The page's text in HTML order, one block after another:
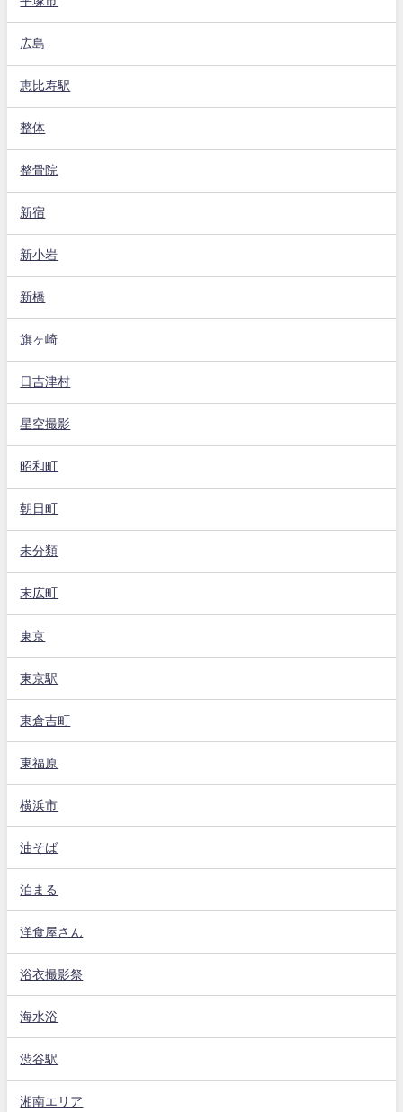
広島
恵比寿駅
整体
整骨院
新宿
新小岩
新橋
旗ヶ崎
日吉津村
星空撮影
昭和町
朝日町
未分類
末広町
東京
東京駅
東倉吉町
東福原
横浜市
油そば
泊まる
洋食屋さん
浴衣撮影祭
海水浴
渋谷駅
湘南エリア